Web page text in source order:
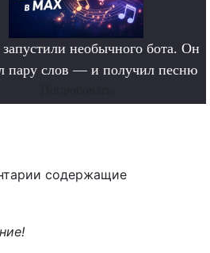
необычного бота. Он
пару слов — и получил песню
содержащие